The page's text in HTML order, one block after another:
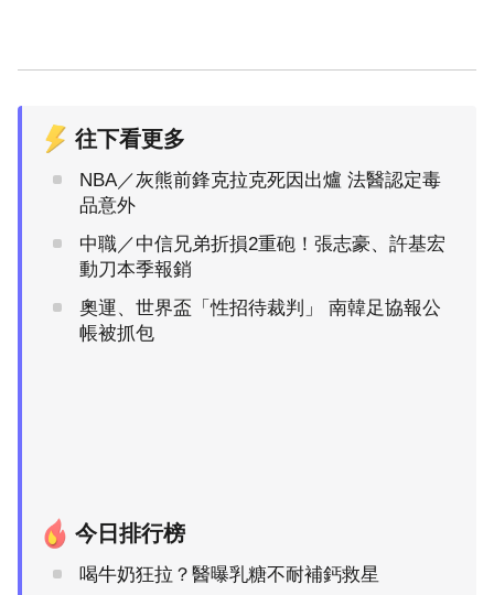
往下看更多
NBA／灰熊前鋒克拉克死因出爐 法醫認定毒
品意外
中職／中信兄弟折損2重砲！張志豪、許基宏
動刀本季報銷
奧運、世界盃「性招待裁判」 南韓足協報公
帳被抓包
今日排行榜
喝牛奶狂拉？醫曝乳糖不耐補鈣救星